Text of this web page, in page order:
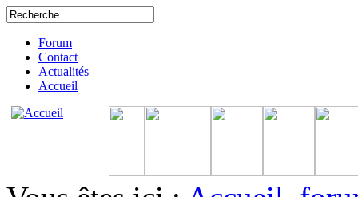
Forum
Contact
Actualités
Accueil